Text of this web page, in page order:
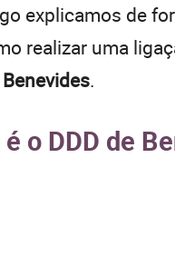
explicamos de
realizar uma
Benevides.
o DDD de